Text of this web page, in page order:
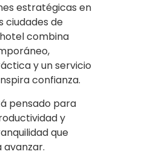
estratégicas en
ciudades de
combina
y un servicio
confianza.
pensado para
y
que